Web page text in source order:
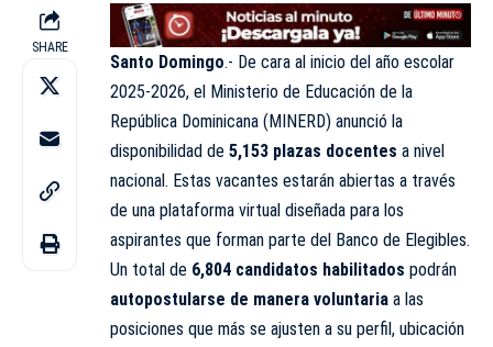
SHARE
Santo Domingo.- De cara al inicio del año escolar
2025-2026, el Ministerio de Educación de la
República Dominicana (MINERD) anunció la
disponibilidad de 5,153 plazas docentes a nivel
nacional. Estas vacantes estarán abiertas a través
de una plataforma virtual diseñada para los
aspirantes que forman parte del Banco de Elegibles.
Un total de 6,804 candidatos habilitados podrán
autopostularse de manera voluntaria a las
posiciones que más se ajusten a su perfil, ubicación